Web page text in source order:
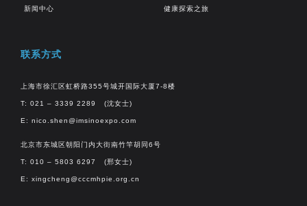
新闻中心 健康探索之旅
联系方式
上海市徐汇区虹桥路355号城开国际大厦7-8楼
T: 021 – 3339 2289 (沈女士)
E: nico.shen@imsinoexpo.com
北京市东城区朝阳门内大街南竹竿胡同6号
T: 010 – 5803 6297 (邢女士)
E: xingcheng@cccmhpie.org.cn